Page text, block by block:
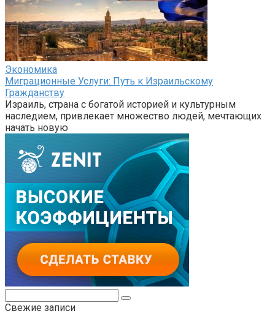
Экономика
Миграционные Услуги: Путь к Израильскому
Гражданству
Израиль, страна с богатой историей и культурным
наследием, привлекает множество людей, мечтающих
начать новую
Свежие записи